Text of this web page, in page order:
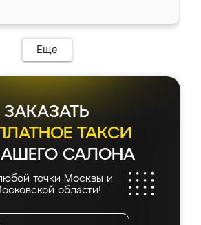
Еще
ЗАКАЗАТЬ
ТАКСИ
САЛОНА
точки Москвы и
области!